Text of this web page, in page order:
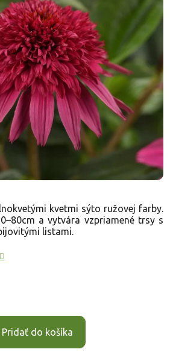
Pridať do košíka
kvetmi sýto ružovej farby.
a vytvára vzpriamené trsy s
listami.